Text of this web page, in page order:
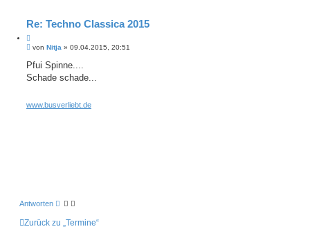
Re: Techno Classica 2015
i
e
n
B
i
r
von Nitja » 09.04.2015, 20:51
Pfui Spinne....
Schade schade...
www.busverliebt.de
Antworten
Zurück zu „Termine“